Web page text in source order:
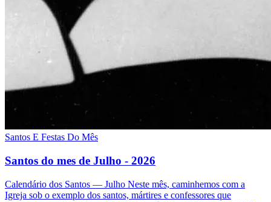
Santos E Festas Do Mês
Santos do mes de Julho - 2026
Calendário dos Santos — Julho Neste mês, caminhemos com a
Igreja sob o exemplo dos santos, mártires e confessores que